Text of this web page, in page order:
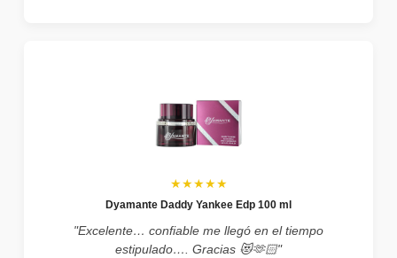
★★★★★
Dyamante Daddy Yankee Edp 100 ml
"Excelente… confiable me llegó en el tiempo
estipulado…. Gracias 😻🫶🏻"